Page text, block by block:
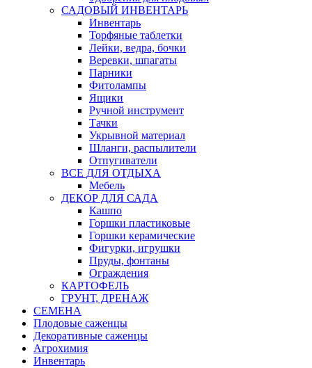
САДОВЫЙ ИНВЕНТАРЬ
Инвентарь
Торфяные таблетки
Лейки, ведра, бочки
Веревки, шпагаты
Парники
Фитолампы
Ящики
Ручной инструмент
Тачки
Укрывной материал
Шланги, распылители
Отпугиватели
ВСЕ ДЛЯ ОТДЫХА
Мебель
ДЕКОР ДЛЯ САДА
Кашпо
Горшки пластиковые
Горшки керамические
Фигурки, игрушки
Пруды, фонтаны
Ограждения
КАРТОФЕЛЬ
ГРУНТ, ДРЕНАЖ
СЕМЕНА
Плодовые саженцы
Декоративные саженцы
Агрохимия
Инвентарь